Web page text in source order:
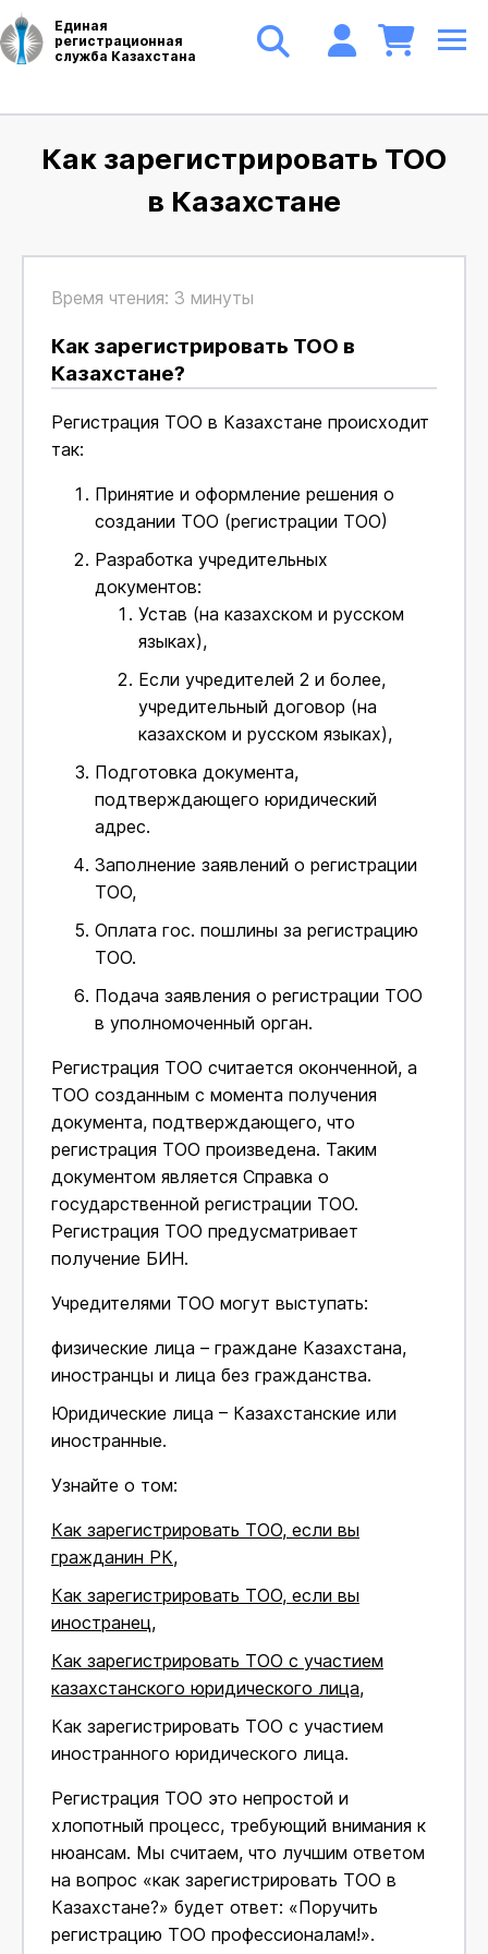
Единая
регистрационная
служба Казахстана
Как зарегистрировать ТОО
в Казахстане
Время чтения: 3 минуты
Как зарегистрировать ТОО в
Казахстане?
Регистрация ТОО в Казахстане происходит
так:
Принятие и оформление решения о
создании ТОО (регистрации ТОО)
Разработка учредительных
документов:
Устав (на казахском и русском
языках),
Если учредителей 2 и более,
учредительный договор (на
казахском и русском языках),
Подготовка документа,
подтверждающего юридический
адрес.
Заполнение заявлений о регистрации
ТОО,
Оплата гос. пошлины за регистрацию
ТОО.
Подача заявления о регистрации ТОО
в уполномоченный орган.
Регистрация ТОО считается оконченной, а
ТОО созданным с момента получения
документа, подтверждающего, что
регистрация ТОО произведена. Таким
документом является Справка о
государственной регистрации ТОО.
Регистрация ТОО предусматривает
получение БИН.
Учредителями ТОО могут выступать:
физические лица – граждане Казахстана,
иностранцы и лица без гражданства.
Юридические лица – Казахстанские или
иностранные.
Узнайте о том:
Как зарегистрировать ТОО, если вы
гражданин РК,
Как зарегистрировать ТОО, если вы
иностранец,
Как зарегистрировать ТОО с участием
казахстанского юридического лица,
Как зарегистрировать ТОО с участием
иностранного юридического лица.
Регистрация ТОО это непростой и
хлопотный процесс, требующий внимания к
нюансам. Мы считаем, что лучшим ответом
на вопрос «как зарегистрировать ТОО в
Казахстане?» будет ответ: «Поручить
регистрацию ТОО профессионалам!».